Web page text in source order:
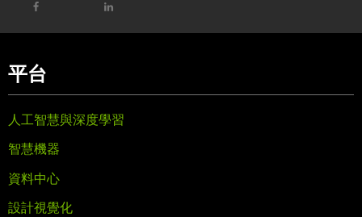
平台
人工智慧與深度學習
智慧機器
資料中心
設計視覺化